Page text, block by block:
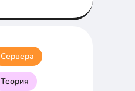
Сервера
Теория